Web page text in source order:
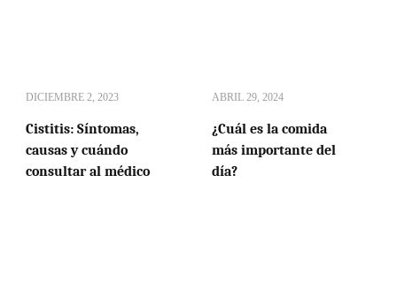
DICIEMBRE 2, 2023
Cistitis: Síntomas,
causas y cuándo
consultar al médico
ABRIL 29, 2024
¿Cuál es la comida
más importante del
día?